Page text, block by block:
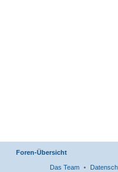
Foren-Übersicht
Das Team